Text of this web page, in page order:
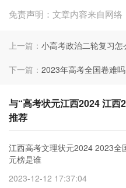
免责声明：文章内容来自网络
上一篇： 小高考政治二轮复习怎
下一篇： 2023年高考全国卷难吗
与“高考状元江西2024 江西
推荐
江西高考文理状元2024 2023全
元榜是谁
2023-12-12 17:37:04